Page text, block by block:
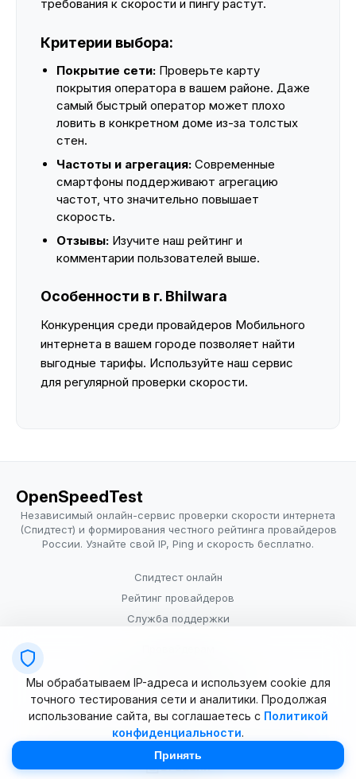
требования к скорости и пингу растут.
Критерии выбора:
Покрытие сети: Проверьте карту
покрытия оператора в вашем районе. Даже
самый быстрый оператор может плохо
ловить в конкретном доме из-за толстых
стен.
Частоты и агрегация: Современные
смартфоны поддерживают агрегацию
частот, что значительно повышает
скорость.
Отзывы: Изучите наш рейтинг и
комментарии пользователей выше.
Особенности в г. Bhilwara
Конкуренция среди провайдеров Мобильного
интернета в вашем городе позволяет найти
выгодные тарифы. Используйте наш сервис
для регулярной проверки скорости.
OpenSpeedTest
Независимый онлайн-сервис проверки скорости интернета
(Спидтест) и формирования честного рейтинга провайдеров
России. Узнайте свой IP, Ping и скорость бесплатно.
Спидтест онлайн
Рейтинг провайдеров
Служба поддержки
Условия использования
© 2025–2026 OpenSpeedTest (ИП Долматова В.В.). Все права
Мы обрабатываем IP-адреса и используем cookie для
точного тестирования сети и аналитики. Продолжая
использование сайта, вы соглашаетесь с Политикой
конфиденциальности.
Принять